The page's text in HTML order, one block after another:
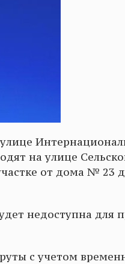
на улице
от дома № 23
недоступна для
с учетом